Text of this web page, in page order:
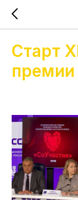
Старт
премии